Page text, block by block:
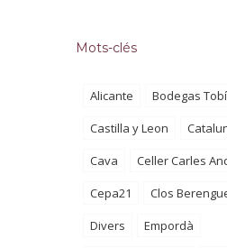
Mots-clés
Alicante
Bodegas
Castilla y Leon
Cava
Celler Carles
Cepa21
Clos
Divers
Empordà